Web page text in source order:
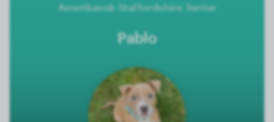
Amerikansk Staffordshire Terrier
Pablo